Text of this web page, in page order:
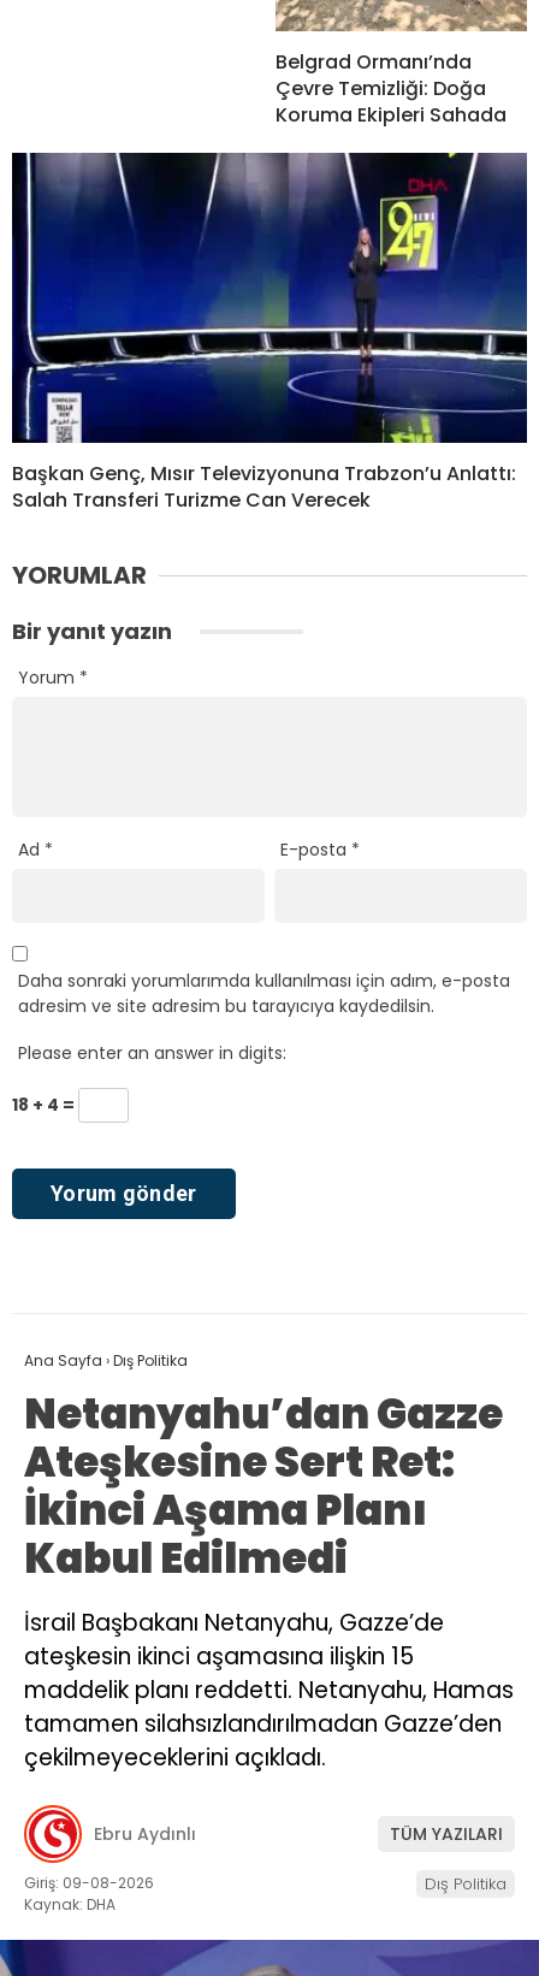
Belgrad Ormanı’nda
Çevre Temizliği: Doğa
Koruma Ekipleri Sahada
Başkan Genç, Mısır Televizyonuna Trabzon’u Anlattı:
Salah Transferi Turizme Can Verecek
YORUMLAR
Bir yanıt yazın
Yorum *
Ad * E-posta *
Daha sonraki yorumlarımda kullanılması için adım, e-posta
adresim ve site adresim bu tarayıcıya kaydedilsin.
Please enter an answer in digits:
18 + 4 =
Ana Sayfa ›Dış Politika
Netanyahu’dan Gazze
Ateşkesine Sert Ret:
İkinci Aşama Planı
Kabul Edilmedi
İsrail Başbakanı Netanyahu, Gazze’de
ateşkesin ikinci aşamasına ilişkin 15
maddelik planı reddetti. Netanyahu, Hamas
tamamen silahsızlandırılmadan Gazze’den
çekilmeyeceklerini açıkladı.
Ebru Aydınlı TÜM YAZILARI
Giriş: 09-08-2026
Kaynak: DHA
Dış Politika